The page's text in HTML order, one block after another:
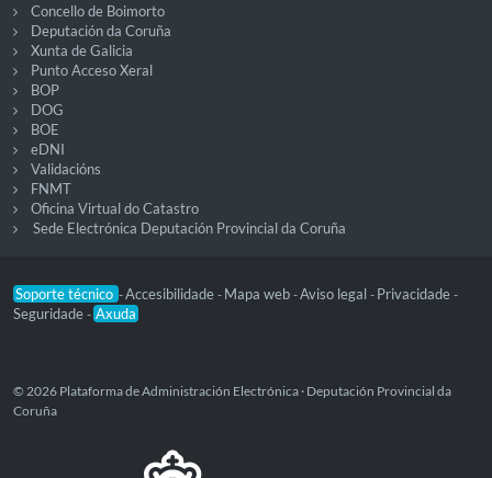
Concello de Boimorto
Deputación da Coruña
Xunta de Galicia
Punto Acceso Xeral
BOP
DOG
BOE
eDNI
Validacións
FNMT
Oficina Virtual do Catastro
Sede Electrónica Deputación Provincial da Coruña
Soporte técnico -Accesibilidade - Mapa web -Aviso legal - Privacidade -
Seguridade - Axuda
© 2026 Plataforma de Administración Electrónica · Deputación Provincial da
Coruña